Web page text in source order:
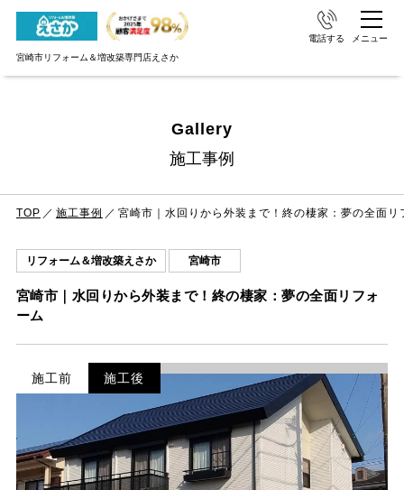
宮崎市リフォーム＆増改築専門店えさか
電話する メニュー
Gallery
施工事例
TOP 施工事例 宮崎市｜水回りから外装まで！終の棲家：夢の全面リ
リフォーム＆増改築えさか 宮崎市
宮崎市｜水回りから外装まで！終の棲家：夢の全面リフォ
ーム
施工前 施工後